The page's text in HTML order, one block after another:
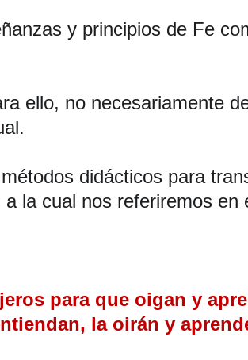
y principios de Fe
ello, no necesariamente
didácticos para
la cual nos referiremos en
para que oigan y
la oirán y